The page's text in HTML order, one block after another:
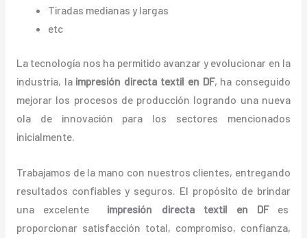
Tiradas medianas y largas
etc
La tecnología nos ha permitido avanzar y evolucionar en la
industria, la impresión directa textil en DF, ha conseguido
mejorar los procesos de producción logrando una nueva
ola de innovación para los sectores mencionados
inicialmente.
Trabajamos de la mano con nuestros clientes, entregando
resultados confiables y seguros. El propósito de brindar
una excelente impresión directa textil en DF es
proporcionar satisfacción total, compromiso, confianza,